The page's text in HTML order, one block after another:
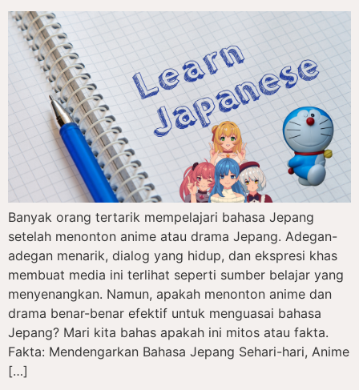
Banyak orang tertarik mempelajari bahasa Jepang
setelah menonton anime atau drama Jepang. Adegan-
adegan menarik, dialog yang hidup, dan ekspresi khas
membuat media ini terlihat seperti sumber belajar yang
menyenangkan. Namun, apakah menonton anime dan
drama benar-benar efektif untuk menguasai bahasa
Jepang? Mari kita bahas apakah ini mitos atau fakta.
Fakta: Mendengarkan Bahasa Jepang Sehari-hari, Anime
[…]